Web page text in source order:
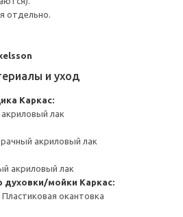
отдельно.
и уход
Каркас:
лак
акриловый лак
акриловый лак
духовки/мойки Каркас:
окантовка